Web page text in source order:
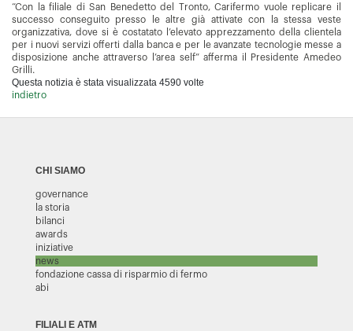
“Con la filiale di San Benedetto del Tronto, Carifermo vuole replicare il
successo conseguito presso le altre già attivate con la stessa veste
organizzativa, dove si è costatato l’elevato apprezzamento della clientela
per i nuovi servizi offerti dalla banca e per le avanzate tecnologie messe a
disposizione anche attraverso l’area self” afferma il Presidente Amedeo
Grilli.
Questa notizia è stata visualizzata 4590 volte
indietro
CHI SIAMO
governance
la storia
bilanci
awards
iniziative
news
fondazione cassa di risparmio di fermo
abi
FILIALI E ATM